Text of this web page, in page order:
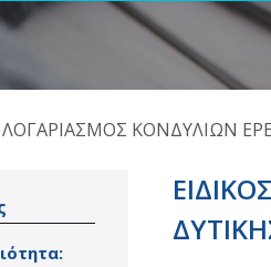
ΛΟΓΑΡΙΑΣΜΟΣ ΚΟΝΔΥΛΙΩΝ